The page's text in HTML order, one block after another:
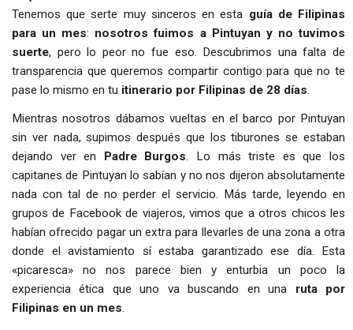
Tenemos que serte muy sinceros en esta guía de Filipinas
para un mes: nosotros fuimos a Pintuyan y no tuvimos
suerte, pero lo peor no fue eso. Descubrimos una falta de
transparencia que queremos compartir contigo para que no te
pase lo mismo en tu itinerario por Filipinas de 28 días.
Mientras nosotros dábamos vueltas en el barco por Pintuyan
sin ver nada, supimos después que los tiburones se estaban
dejando ver en Padre Burgos. Lo más triste es que los
capitanes de Pintuyan lo sabían y no nos dijeron absolutamente
nada con tal de no perder el servicio. Más tarde, leyendo en
grupos de Facebook de viajeros, vimos que a otros chicos les
habían ofrecido pagar un extra para llevarles de una zona a otra
donde el avistamiento sí estaba garantizado ese día. Esta
«picaresca» no nos parece bien y enturbia un poco la
experiencia ética que uno va buscando en una ruta por
Filipinas en un mes.